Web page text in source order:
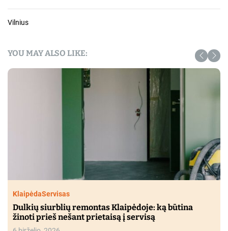
Vilnius
YOU MAY ALSO LIKE:
KlaipėdaServisas
Dulkių siurblių remontas Klaipėdoje: ką būtina
žinoti prieš nešant prietaisą į servisą